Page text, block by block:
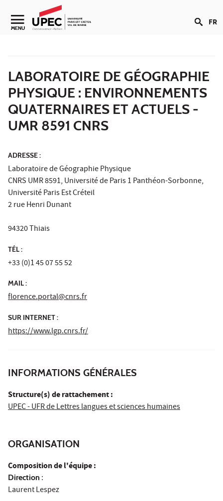
Aller au contenu
Navigation secondaire
MENU FR
LABORATOIRE DE GÉOGRAPHIE
PHYSIQUE : ENVIRONNEMENTS
QUATERNAIRES ET ACTUELS -
UMR 8591 CNRS
ADRESSE :
Laboratoire de Géographie Physique
CNRS UMR 8591, Université de Paris 1 Panthéon-Sorbonne,
Université Paris Est Créteil
2 rue Henri Dunant
94320 Thiais
TÉL :
+33 (0)1 45 07 55 52
MAIL :
florence.portal@cnrs.fr
SUR INTERNET :
https://www.lgp.cnrs.fr/
INFORMATIONS GÉNÉRALES
Structure(s) de rattachement :
UPEC - UFR de Lettres langues et sciences humaines
ORGANISATION
Composition de l'équipe :
Direction :
Laurent Lespez